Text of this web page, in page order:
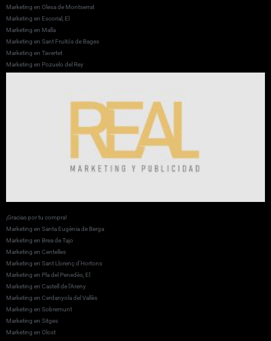
Marketing en Olesa de Montserrat
Marketing en Escorial, El
Marketing en Malla
Marketing en Sant Fruitós de Bages
Marketing en Tavertet
Marketing en Pozuelo del Rey
¡Gracias por tu compra!
Marketing en Santa Eugènia de Berga
Marketing en Brea de Tajo
Marketing en Centelles
Marketing en Sant Llorenç d’Hortons
Marketing en Pla del Penedès, El
Marketing en Castell de l’Areny
Marketing en Cerdanyola del Vallès
Marketing en Sobremunt
Marketing en Sitges
Marketing en Olost